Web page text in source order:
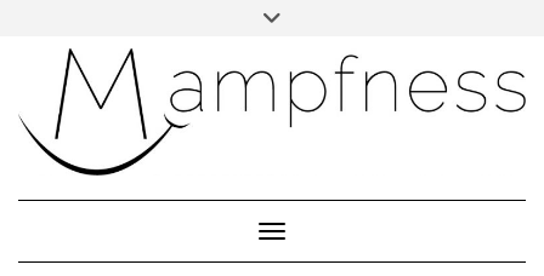
IMPRESSUM
DATENSCHUTZ
Toggle Navigation